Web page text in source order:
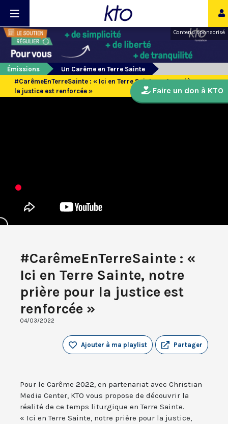
Contenu sponsorisé
Émissions
Un Carême en Terre Sainte
#CarêmeEnTerreSainte : « Ici en Terre Sainte, notre prière pour
la justice est renforcée »
#CarêmeEnTerreSainte : «
Ici en Terre Sainte, notre
prière pour la justice est
renforcée »
04/03/2022
Partager
Ajouter à ma playlist
Pour le Carême 2022, en partenariat avec Christian
Media Center, KTO vous propose de découvrir la
réalité de ce temps liturgique en Terre Sainte.
« Ici en Terre Sainte, notre prière pour la justice,
Faire un don à KTO